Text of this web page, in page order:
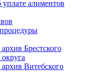
алиментов
Брестского
Витебского